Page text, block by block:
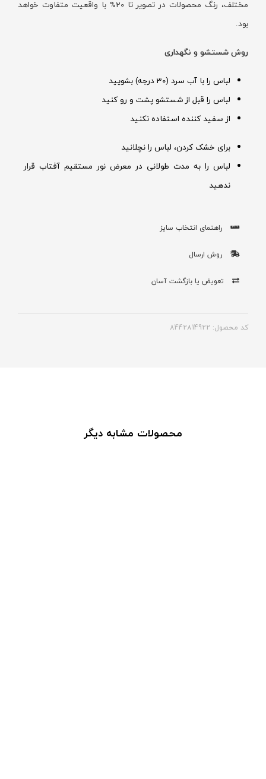
مختلف، رنگ محصولات در تصویر تا 20% با واقعیت متفاوت خواهد
بود.
روش شستشو و نگهداری
لباس را با آب سرد (30 درجه) بشویید
لباس را قبل از شستشو پشت و رو کنید
از سفید کننده استفاده نکنید
برای خشک کردن، لباس را نچلانید
لباس را به مدت طولانی در معرض نور مستقیم آفتاب قرار
ندهید
راهنمای انتخاب سایز
روش ارسال
تعویض یا بازگشت آسان
کد محصول: 8442814922
محصولات مشابه دیگر